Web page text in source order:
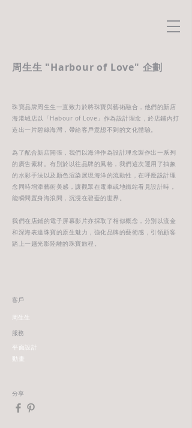
周生生 "Harbour of Love" 企劃
珠寶品牌周生生一直致力於將珠寶與藝術融合，他們的新店
海港城店以「Habour of Love」作為設計理念，於店鋪內打
造出一片碧綠海灣，帶給客戶意想不到的文化體驗。
為了配合新店開張，我們以海洋作為設計理念製作出一系列
的廣告素材。有別於以往品牌的風格，我們這次運用了抽象
的水彩手法以及顏色渲染展現海洋的流動性，在呼應設計理
念同時增添藝術美感，讓觀眾在電車或地鐵站看見設計時，
能瞬間置身海浪間，沉浸在碧藍的世界。
我們在店鋪的電子屏幕影片亦採取了相似概念，分別以流金
和深海表達珠寶的原生魅力，強化品牌的藝術感，引領顧客
踏上一趟光影陸離的珠寶旅程。
客戶
周生生
服務
平面設計
動畫
分享